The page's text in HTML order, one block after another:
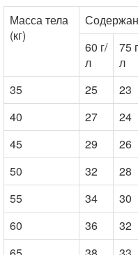
Масса тела
(кг)
60 г/
л
75
л
35
25 23
40
27 24
45
29 26
50
32 28
55
34 30
60
36 32